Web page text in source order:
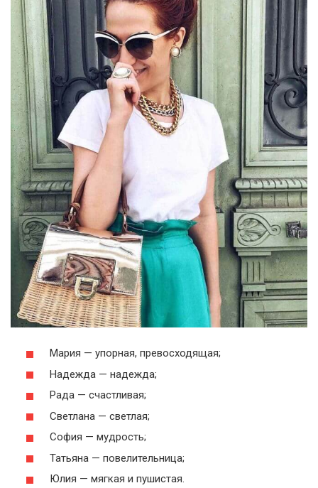
Мария — упорная, превосходящая;
Надежда — надежда;
Рада — счастливая;
Светлана — светлая;
София — мудрость;
Татьяна — повелительница;
Юлия — мягкая и пушистая.